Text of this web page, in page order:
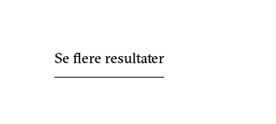
Se flere resultater